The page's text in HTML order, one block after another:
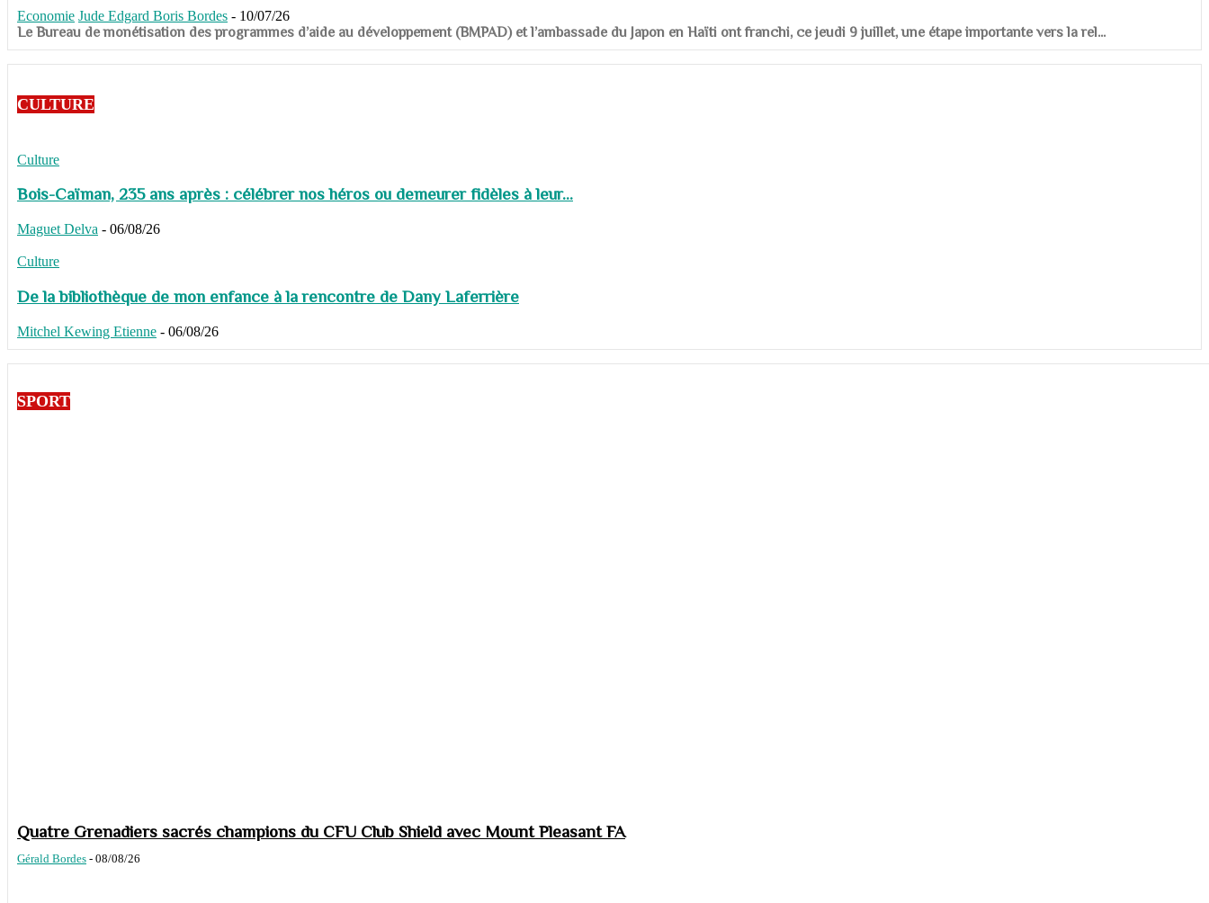
Economie Jude Edgard Boris Bordes - 10/07/26
​​​​​​​Le Bureau de monétisation des programmes d’aide au développement (BMPAD) et l’ambassade du Japon en Haïti ont franchi, ce jeudi 9 juillet, une étape importante vers la rel...
CULTURE
Culture
Bois-Caïman, 235 ans après : célébrer nos héros ou demeurer fidèles à leur...
Maguet Delva - 06/08/26
Culture
De la bibliothèque de mon enfance à la rencontre de Dany Laferrière
Mitchel Kewing Etienne - 06/08/26
SPORT
Quatre Grenadiers sacrés champions du CFU Club Shield avec Mount Pleasant FA
Gérald Bordes - 08/08/26